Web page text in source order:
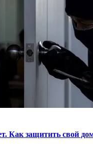
Как защитить свой